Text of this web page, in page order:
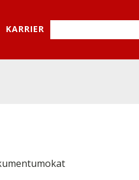
KARRIER